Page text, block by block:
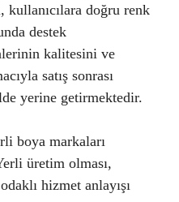
kullanıcılara doğru renk
destek
kalitesini ve
satış sonrası
yerine getirmektedir.
boya markaları
üretim olması,
hizmet anlayışı